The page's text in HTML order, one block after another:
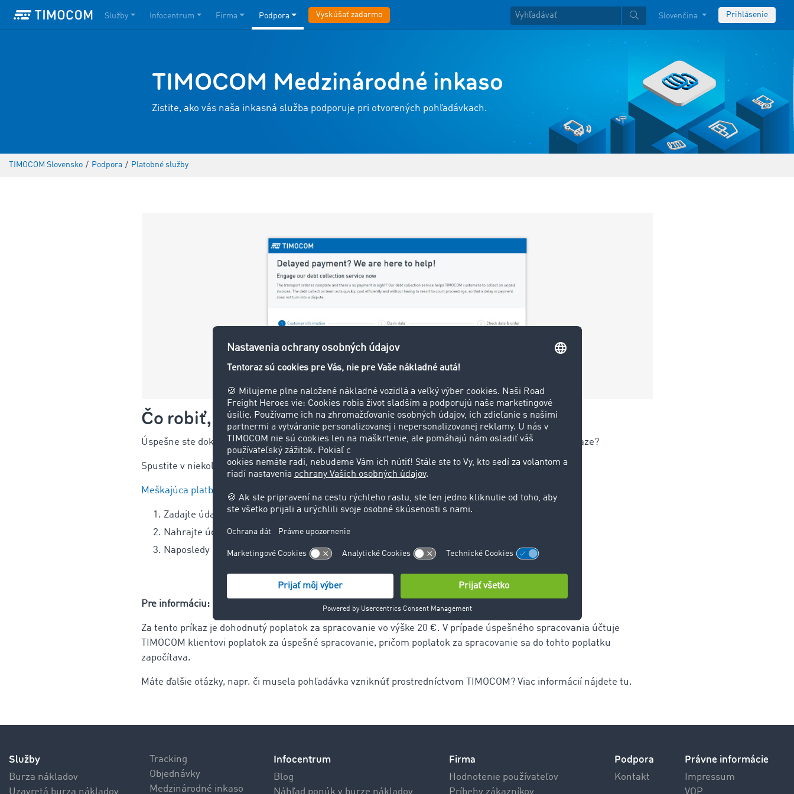
Služby Infocentrum Firma Podpora Vyskúšať zadarmo Slovenčina Prihlásenie
TIMOCOM Medzinárodné inkaso
Zistite, ako vás naša inkasná služba podporuje pri otvorených pohľadávkach.
TIMOCOM Slovensko / Podpora / Platobné služby
Čo robiť, keď zadávateľ nezaplatí?
Úspešne ste dokončili prepravu, ale aj po uplynutí dohodnutého termínu platby stále čakáte na peniaze?
Spustite v niekoľkých krokoch našu inkasnú službu:
Meškajúca platba? TIMOCOM pomôže
Zadajte údaje o zákazníkovi a dlžníkovi.
Nahrajte údaje o pohľadávkach.
Naposledy skontrolujte a poverte inkasnú službu.
Pre informáciu:
Za tento príkaz je dohodnutý poplatok za spracovanie vo výške 20 €. V prípade úspešného spracovania účtuje
TIMOCOM klientovi poplatok za úspešné spracovanie, pričom poplatok za spracovanie sa do tohto poplatku
započítava.
Máte ďalšie otázky, napr. či musela pohľadávka vzniknúť prostredníctvom TIMOCOM? Viac informácií nájdete tu.
Služby
Burza nákladov
Uzavretá burza nákladov
Tracking
Objednávky
Medzinárodné inkaso
Infocentrum
Blog
Náhľad ponúk v burze nákladov
Firma
Hodnotenie používateľov
Príbehy zákazníkov
Podpora
Kontakt
Právne informácie
Impressum
VOP